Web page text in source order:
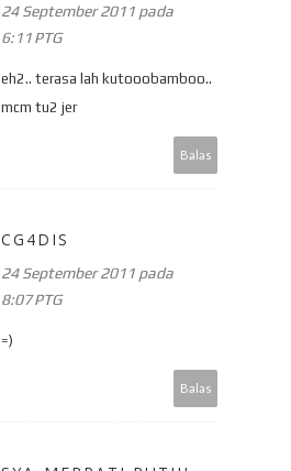
24 September 2011 pada
6:11 PTG
eh2.. terasa lah kutooobamboo..
mcm tu2 jer
Balas
CG4DIS
24 September 2011 pada
8:07 PTG
=)
Balas